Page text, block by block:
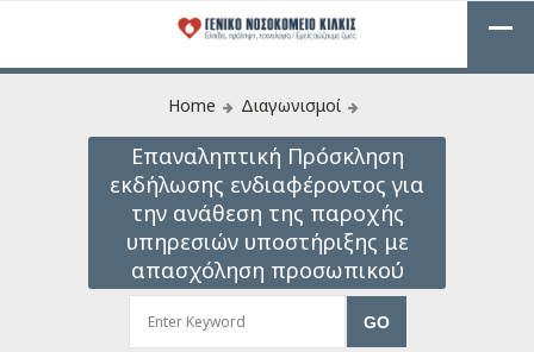
Home Διαγωνισμοί
Επαναληπτική Πρόσκληση
εκδήλωσης ενδιαφέροντος για
την ανάθεση της παροχής
υπηρεσιών υποστήριξης με
απασχόληση προσωπικού